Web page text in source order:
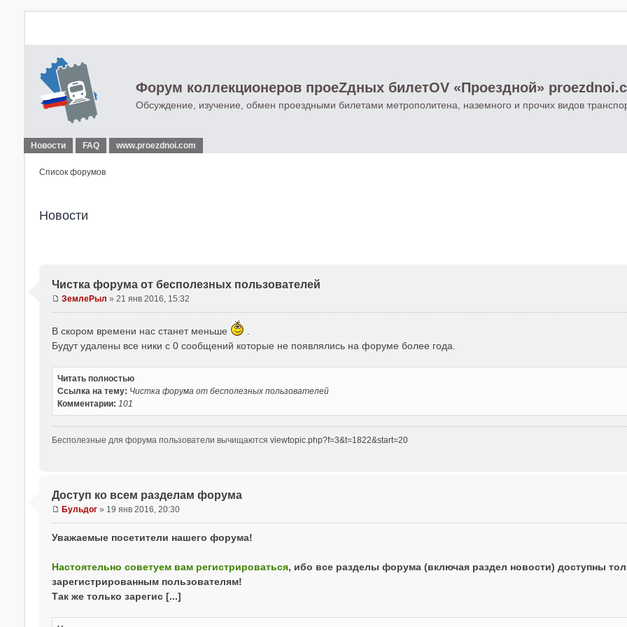
Новости FAQ www.proezdnoi.com
Форум коллекционеров проеZдных билетOV «Проездной»
Обсуждение, изучение, обмен проездными билетами метрополитена, наземного и прочих видов
Список форумов
Новости
Чистка форума от бесполезных пользователей
о
б
н
и
е
ЗемлеРыл » 21 янв 2016, 15:32
В скором времени нас станет меньше
Будут удалены все ники с 0 сообщений которые не появлялись на форуме более года.
Читать полностью
Ссылка на тему: Чистка форума от бесполезных пользователей
Комментарии: 101
Бесполезные для форума пользователи вычищаются viewtopic.php?f=3&t=1822&start=20
Доступ ко всем разделам форума
о
щ
е
н
е
Бульдог» 19 янв 2016, 20:30
Уважаемые посетители нашего форума!
Настоятельно советуем вам регистрироваться, ибо все разделы форума (включая раздел новости) доступны
зарегистрированным пользователям!
Так же только зарегис [...]